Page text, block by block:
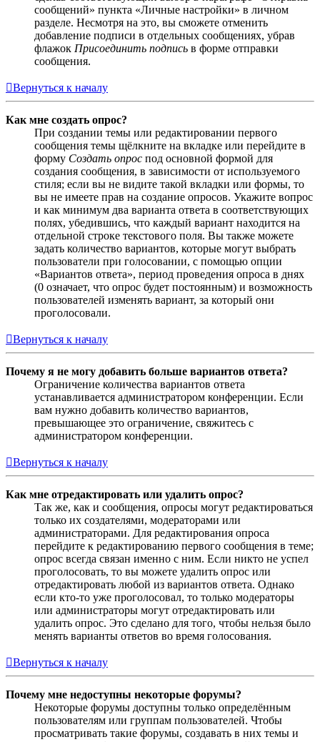
сообщений» пункта «Личные настройки» в личном
разделе. Несмотря на это, вы сможете отменить
добавление подписи в отдельных сообщениях, убрав
флажок Присоединить подпись в форме отправки
сообщения.
Вернуться к началу
Как мне создать опрос?
При создании темы или редактировании первого
сообщения темы щёлкните на вкладке или перейдите в
форму Создать опрос под основной формой для
создания сообщения, в зависимости от используемого
стиля; если вы не видите такой вкладки или формы, то
вы не имеете прав на создание опросов. Укажите вопрос
и как минимум два варианта ответа в соответствующих
полях, убедившись, что каждый вариант находится на
отдельной строке текстового поля. Вы также можете
задать количество вариантов, которые могут выбрать
пользователи при голосовании, с помощью опции
«Вариантов ответа», период проведения опроса в днях
(0 означает, что опрос будет постоянным) и возможность
пользователей изменять вариант, за который они
проголосовали.
Вернуться к началу
Почему я не могу добавить больше вариантов ответа?
Ограничение количества вариантов ответа
устанавливается администратором конференции. Если
вам нужно добавить количество вариантов,
превышающее это ограничение, свяжитесь с
администратором конференции.
Вернуться к началу
Как мне отредактировать или удалить опрос?
Так же, как и сообщения, опросы могут редактироваться
только их создателями, модераторами или
администраторами. Для редактирования опроса
перейдите к редактированию первого сообщения в теме;
опрос всегда связан именно с ним. Если никто не успел
проголосовать, то вы можете удалить опрос или
отредактировать любой из вариантов ответа. Однако
если кто-то уже проголосовал, то только модераторы
или администраторы могут отредактировать или
удалить опрос. Это сделано для того, чтобы нельзя было
менять варианты ответов во время голосования.
Вернуться к началу
Почему мне недоступны некоторые форумы?
Некоторые форумы доступны только определённым
пользователям или группам пользователей. Чтобы
просматривать такие форумы, создавать в них темы и